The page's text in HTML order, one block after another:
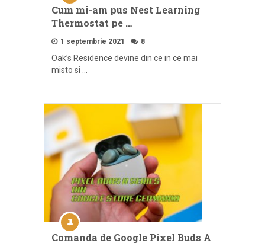
Cum mi-am pus Nest Learning
Thermostat pe …
1 septembrie 2021 8
Oak’s Residence devine din ce in ce mai
misto si …
Comanda de Google Pixel Buds A